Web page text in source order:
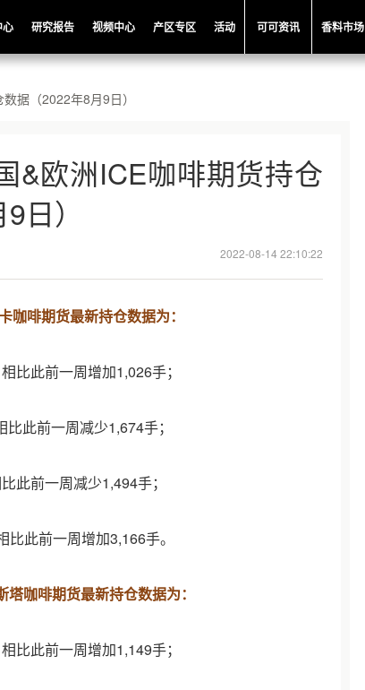
心 研究报告 视频中心 产区专区 活动 可可资讯 香料市场
据（2022年8月9日）
&欧洲ICE咖啡期货持仓
日）
2022-08-14 22:10:22
啡期货最新持仓数据为：
比此前一周增加1,026手；
此前一周减少1,674手；
此前一周减少1,494手；
此前一周增加3,166手。
咖啡期货最新持仓数据为：
比此前一周增加1,149手；